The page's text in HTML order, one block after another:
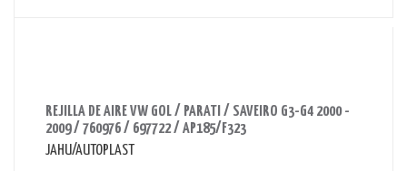
REJILLA DE AIRE VW GOL / PARATI / SAVEIRO G3-G4 2000 -
2009 / 760976 / 697722 / AP185/F323
JAHU/AUTOPLAST